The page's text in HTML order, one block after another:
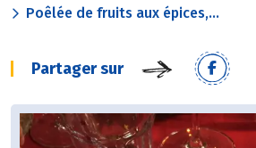
Poêlée de fruits aux épices,...
Partager sur